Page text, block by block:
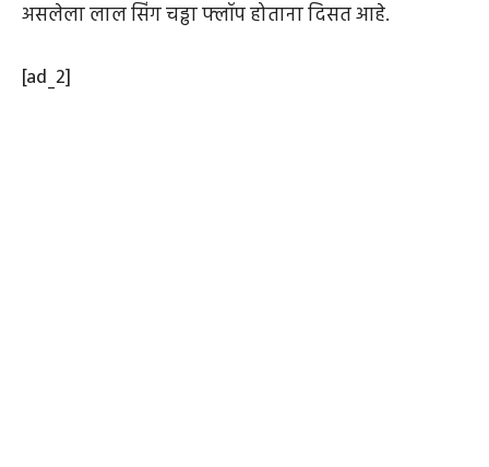
असलेला लाल सिंग चड्ढा फ्लॉप होताना दिसत आहे.
[ad_2]